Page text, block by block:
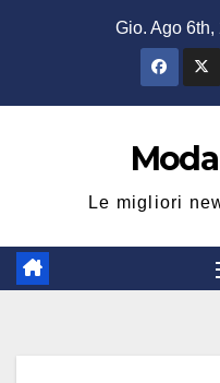
Gio. Ago 6th,
Le migliori